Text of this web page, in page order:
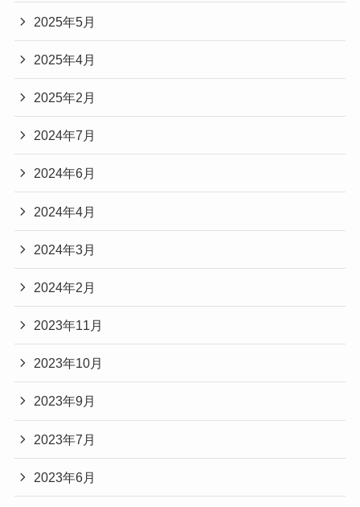
2025年5月
2025年4月
2025年2月
2024年7月
2024年6月
2024年4月
2024年3月
2024年2月
2023年11月
2023年10月
2023年9月
2023年7月
2023年6月